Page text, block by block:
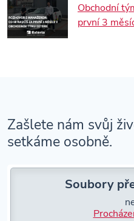
Obchodní
první 3
Zašlete nám svůj
setkáme osobně.
Soubory